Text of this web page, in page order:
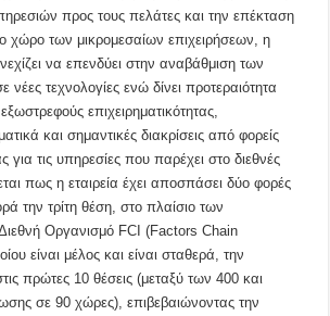
προς τους πελάτες και την επέκταση
χώρο των μικρομεσαίων επιχειρήσεων, η
να επενδύει στην αναβάθμιση των
νέες τεχνολογίες ενώ δίνει προτεραιότητα
επιχειρηματικότητας,
και σημαντικές διακρίσεις από φορείς
για τις υπηρεσίες που παρέχει στο διεθνές
πως η εταιρεία έχει αποσπάσει δύο φορές
την τρίτη θέση, στο πλαίσιο των
Οργανισμό FCI (Factors Chain
είναι μέλος και είναι σταθερά, την
πρώτες 10 θέσεις (μεταξύ των 400 και
σε 90 χώρες), επιβεβαιώνοντας την